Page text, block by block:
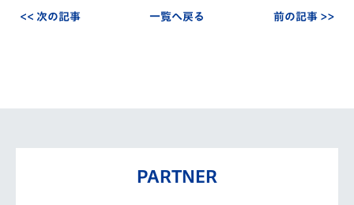
<< 次の記事 一覧へ戻る 前の記事 >>
PARTNER